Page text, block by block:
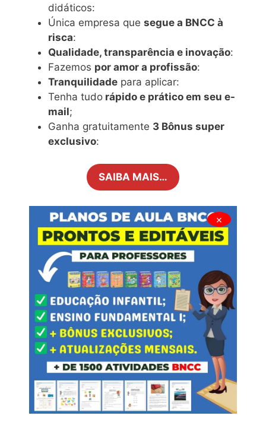
didáticos:
Única empresa que segue a BNCC à
risca:
Qualidade, transparência e inovação:
Fazemos por amor a profissão:
Tranquilidade para aplicar:
Tenha tudo rápido e prático em seu e-
mail;
Ganha gratuitamente 3 Bônus super
exclusivo:
SAIBA MAIS…
×